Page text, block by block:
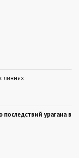
ливнях
урагана в